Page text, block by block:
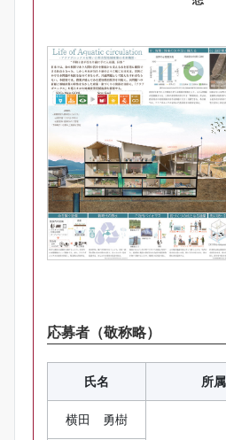
応募者（敬称略）
氏名 所属
横田 勇樹